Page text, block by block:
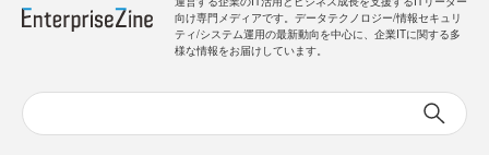
向け専門メディアです。データテクノロジー/情報セキュリ
ティ/システム運用の最新動向を中心に、企業ITに関する多
様な情報をお届けしています。